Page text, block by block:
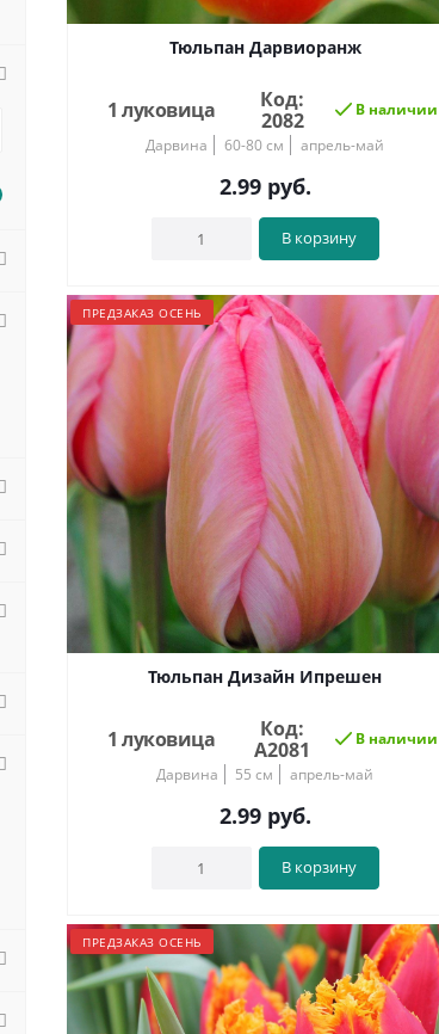
Тюльпан Дарвиоранж
1 луковица
Код:
2082
В наличии
Дарвина
60-80 см апрель-май
2.99руб.
В корзину
ПРЕДЗАКАЗ ОСЕНЬ
Тюльпан Дизайн Ипрешен
1 луковица
Код:
А2081
В наличии
Дарвина
55 см апрель-май
2.99руб.
В корзину
ПРЕДЗАКАЗ ОСЕНЬ